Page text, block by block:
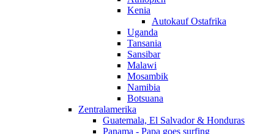
Kenia
Autokauf Ostafrika
Uganda
Tansania
Sansibar
Malawi
Mosambik
Namibia
Botsuana
Zentralamerika
Guatemala, El Salvador & Honduras
Panama - Papa goes surfing